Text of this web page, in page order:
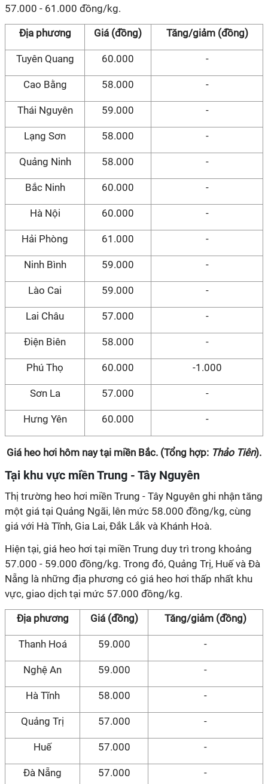
57.000 - 61.000 đồng/kg.
Địa phương Giá (đồng) Tăng/giảm (đồng)
Tuyên Quang 60.000 -
Cao Bằng 58.000 -
Thái Nguyên 59.000 -
Lạng Sơn 58.000 -
Quảng Ninh 58.000 -
Bắc Ninh 60.000 -
Hà Nội 60.000 -
Hải Phòng 61.000 -
Ninh Bình 59.000 -
Lào Cai 59.000 -
Lai Châu 57.000 -
Điện Biên 58.000 -
Phú Thọ 60.000 -1.000
Sơn La 57.000 -
Hưng Yên 60.000 -
Giá heo hơi hôm nay tại miền Bắc. (Tổng hợp: Thảo Tiên).
Tại khu vực miền Trung - Tây Nguyên
Thị trường heo hơi miền Trung - Tây Nguyên ghi nhận tăng
một giá tại Quảng Ngãi, lên mức 58.000 đồng/kg, cùng
giá với Hà Tĩnh, Gia Lai, Đắk Lắk và Khánh Hoà.
Hiện tại, giá heo hơi tại miền Trung duy trì trong khoảng
57.000 - 59.000 đồng/kg. Trong đó, Quảng Trị, Huế và Đà
Nẵng là những địa phương có giá heo hơi thấp nhất khu
vực, giao dịch tại mức 57.000 đồng/kg.
Địa phương Giá (đồng) Tăng/giảm (đồng)
Thanh Hoá 59.000 -
Nghệ An 59.000 -
Hà Tĩnh 58.000 -
Quảng Trị 57.000 -
Huế 57.000 -
Đà Nẵng 57.000 -